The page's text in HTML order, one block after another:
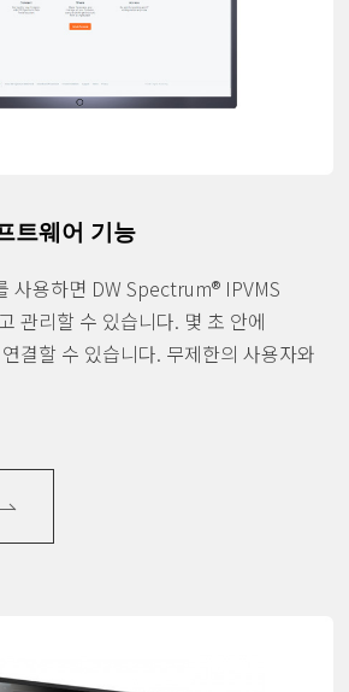
트웨어 기능
사용하면 DW Spectrum® IPVMS
관리할 수 있습니다. 몇 초 안에
결할 수 있습니다. 무제한의 사용자와